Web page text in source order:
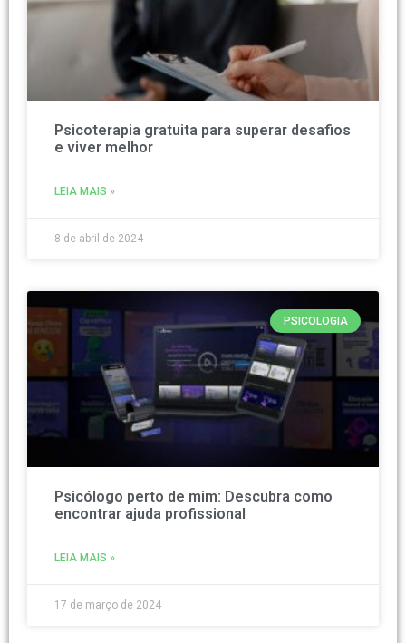
Psicoterapia gratuita para superar desafios
e viver melhor
LEIA MAIS »
8 de abril de 2024
PSICOLOGIA
Psicólogo perto de mim: Descubra como
encontrar ajuda profissional
LEIA MAIS »
17 de março de 2024